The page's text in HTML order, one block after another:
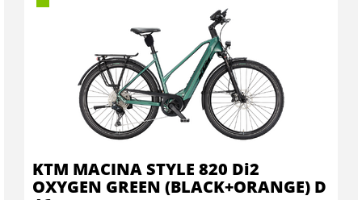
KTM MACINA STYLE 820 Di2
OXYGEN GREEN (BLACK+ORANGE) D